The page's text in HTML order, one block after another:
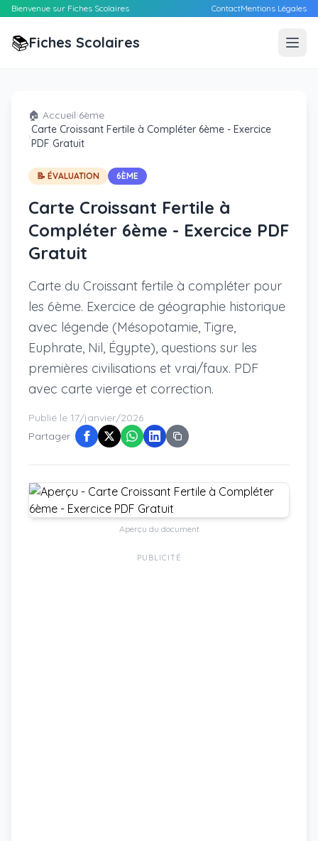
Bienvenue sur Fiches Scolaires ContactMentions Légales
📚Fiches Scolaires
🏠 Accueil›6ème
›
Carte Croissant Fertile à Compléter 6ème - Exercice
PDF Gratuit
📝 ÉVALUATION 6ÈME
Carte Croissant Fertile à
Compléter 6ème - Exercice PDF
Gratuit
Carte du Croissant fertile à compléter pour
les 6ème. Exercice de géographie historique
avec légende (Mésopotamie, Tigre,
Euphrate, Nil, Égypte), questions sur les
premières civilisations et vrai/faux. PDF
avec carte vierge et correction.
Publié le 17/janvier/2026
Partager :
Aperçu du document
PUBLICITÉ